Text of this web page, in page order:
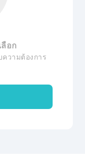
อก
ความต้องการ